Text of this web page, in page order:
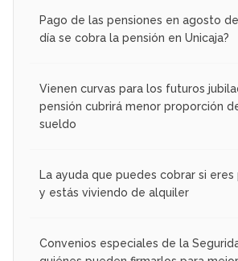
Pago de las pensiones en agosto
día se cobra la pensión en Unicaja?
Vienen curvas para los futuros
pensión cubrirá menor proporción
sueldo
La ayuda que puedes cobrar si eres
y estás viviendo de alquiler
Convenios especiales de la